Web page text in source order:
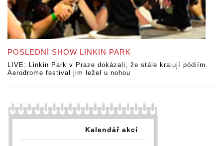
POSLEDNÍ SHOW LINKIN PARK
LIVE: Linkin Park v Praze dokázali, že stále kralují pódiím.
Aerodrome festival jim ležel u nohou
Kalendář akcí